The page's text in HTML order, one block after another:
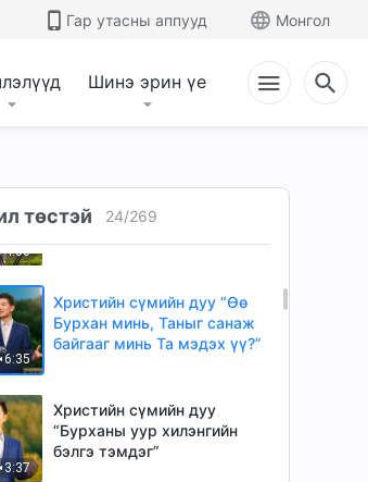
Гар утасны аппууд Монгол
Шинэ эрин үе
төстэй 24/269
хэн харгалзан үздэг вэ?”
Христийн сүмийн дуу
“Бурхан шийдэмгий
4:00
Христийн сүмийн дуу
“Бүхий л оршихуйгаа
6:35
Христийн сүмийн дуу “Өө
Бурхан минь, Таныг санаж
байгааг минь Та мэдэх үү?”
3:37
Христийн сүмийн дуу
“Бурханы уур хилэнгийн
бэлгэ тэмдэг”